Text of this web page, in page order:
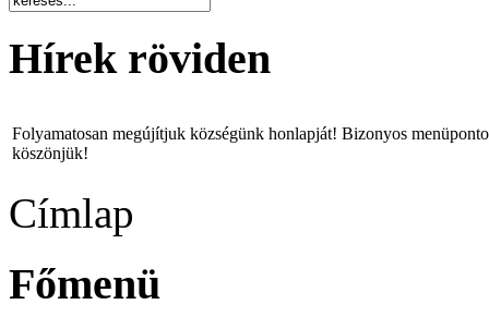
Hírek röviden
Folyamatosan megújítjuk községünk honlapját! Bizonyos
köszönjük!
Címlap
Főmenü